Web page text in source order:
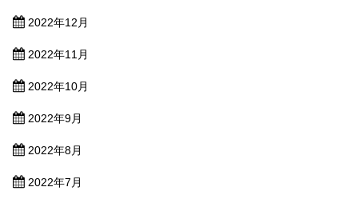
2022年12月
2022年11月
2022年10月
2022年9月
2022年8月
2022年7月